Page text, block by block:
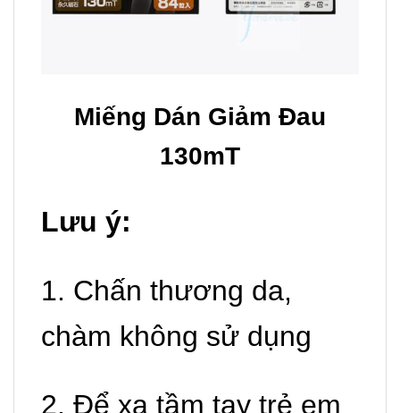
Miếng Dán Giảm Đau
130mT
Lưu ý:
1. Chấn thương da,
chàm không sử dụng
2. Để xa tầm tay trẻ em